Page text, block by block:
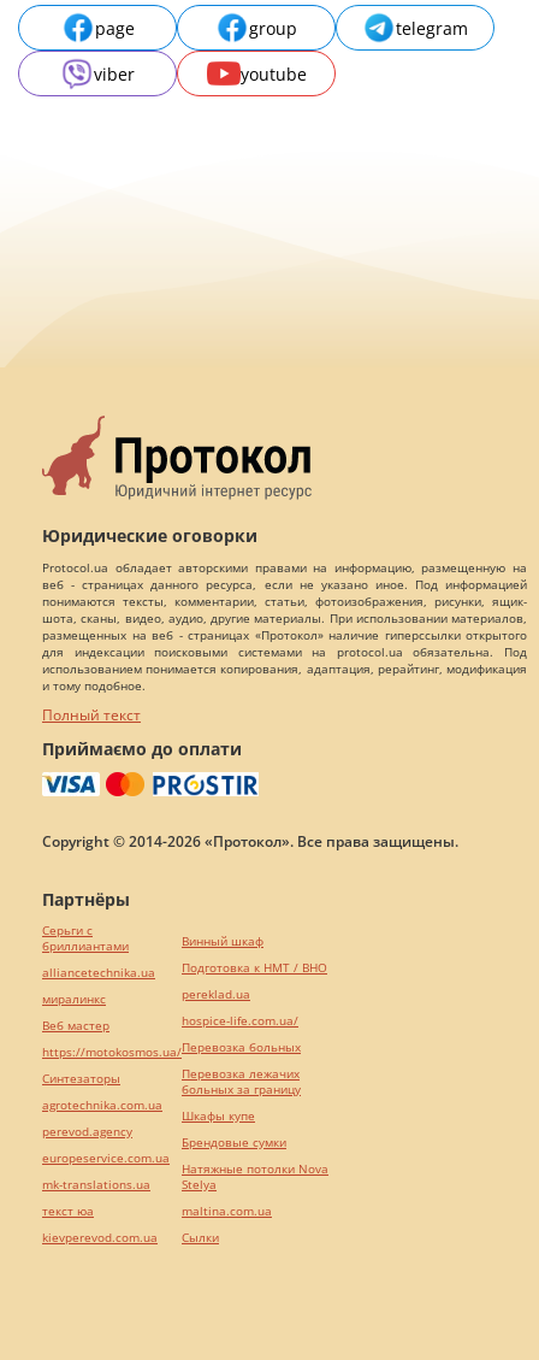
page group
telegram
viber
youtube
Юридические оговорки
Protocol.ua обладает авторскими правами на информацию, размещенную на
веб - страницах данного ресурса, если не указано иное. Под информацией
понимаются тексты, комментарии, статьи, фотоизображения, рисунки, ящик-
шота, сканы, видео, аудио, другие материалы. При использовании материалов,
размещенных на веб - страницах «Протокол» наличие гиперссылки открытого
для индексации поисковыми системами на protocol.ua обязательна. Под
использованием понимается копирования, адаптация, рерайтинг, модификация
и тому подобное.
Полный текст
Приймаємо до оплати
Copyright © 2014-2026 «Протокол». Все права защищены.
Партнёры
Серьги с
бриллиантами
alliancetechnika.ua
миралинкс
Веб мастер
https://motokosmos.ua/
Синтезаторы
agrotechnika.com.ua
perevod.agency
europeservice.com.ua
mk-translations.ua
текст юа
kievperevod.com.ua
Винный шкаф
Подготовка к НМТ / ВНО
pereklad.ua
hospice-life.com.ua/
Перевозка больных
Перевозка лежачих
больных за границу
Шкафы купе
Брендовые сумки
Натяжные потолки Nova
Stelya
maltina.com.ua
Cылки